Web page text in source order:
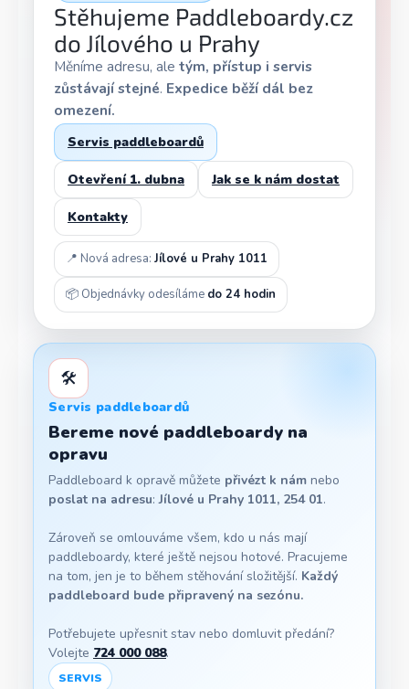
Stěhujeme Paddleboardy.cz
do Jílového u Prahy
Měníme adresu, ale tým, přístup i servis
zůstávají stejné. Expedice běží dál bez
omezení.
Servis paddleboardů
Otevření 1. dubna Jak se k nám dostat
Kontakty
📍 Nová adresa: Jílové u Prahy 1011
📦 Objednávky odesíláme do 24 hodin
🛠️
Servis paddleboardů
Bereme nové paddleboardy na
opravu
Paddleboard k opravě můžete přivézt k nám nebo
poslat na adresu:Jílové u Prahy 1011, 254 01.
Zároveň se omlouváme všem, kdo u nás mají
paddleboardy, které ještě nejsou hotové. Pracujeme
na tom, jen je to během stěhování složitější. Každý
paddleboard bude připravený na sezónu.
Potřebujete upřesnit stav nebo domluvit předání?
Volejte 724 000 088.
SERVIS